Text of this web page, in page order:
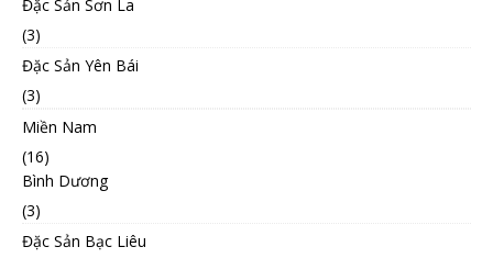
Đặc Sản Sơn La
(3)
Đặc Sản Yên Bái
(3)
Miền Nam
(16)
Bình Dương
(3)
Đặc Sản Bạc Liêu